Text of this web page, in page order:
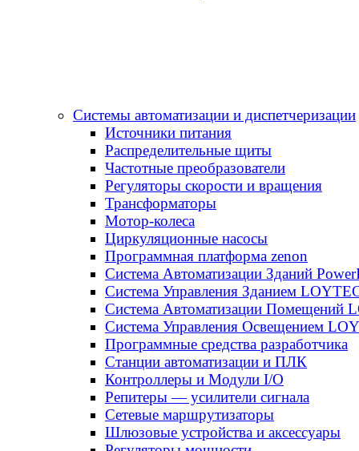
Системы автоматизации и диспетчеризации
Источники питания
Распределительные щиты
Частотные преобразователи
Регуляторы скорости и вращения
Трансформаторы
Мотор-колеса
Циркуляционные насосы
Программная платформа zenon
Система Автоматизации Зданий
Система Управления Зданием
Система Автоматизации Помещений
Система Управления Освещением
Программные средства разработчика
Станции автоматизации и ПЛК
Контроллеры и Модули I/O
Репитеры — усилители сигнала
Сетевые маршрутизаторы
Шлюзовые устройства и аксессуары